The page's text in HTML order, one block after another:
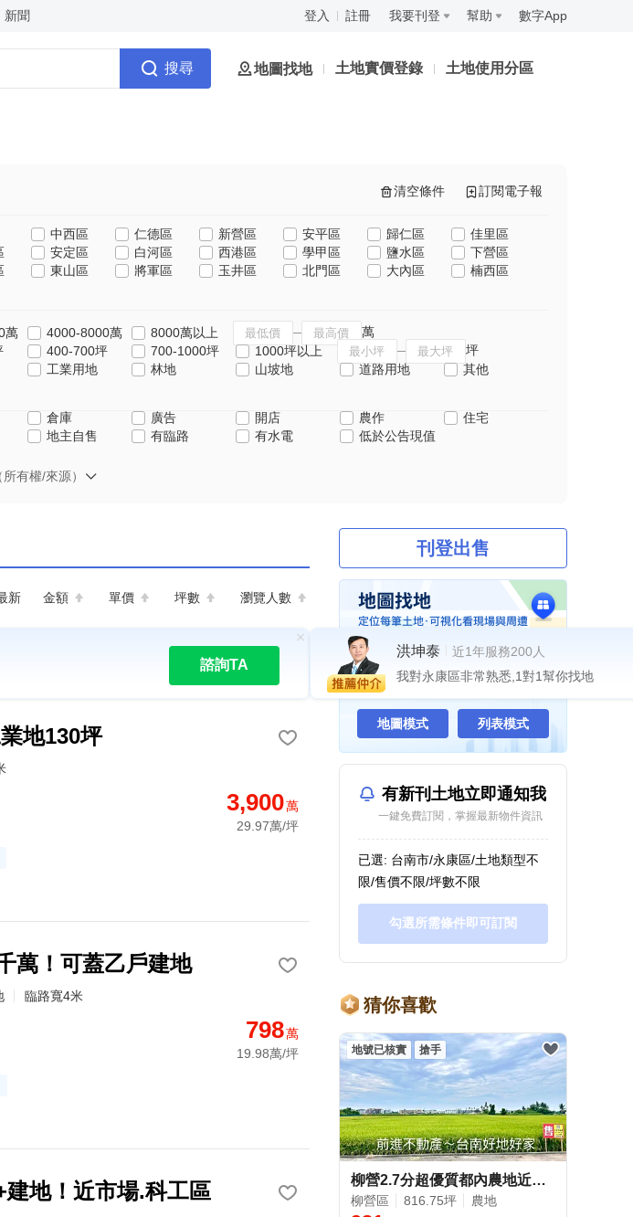
新聞 登入 註冊 我要刊登 幫助 數字App
搜尋 地圖找地 土地實價登錄 土地使用分區
清空條件 訂閱電子報
中西區 仁德區 新營區 安平區 歸仁區
佳里區
安定區 白河區 西港區 學甲區 鹽水區
下營區
東山區 將軍區 玉井區 北門區 大內區
楠西區
萬 4000-8000萬 8000萬以上
萬
400-700坪 700-1000坪 1000坪以上
坪
工業用地 林地 山坡地 道路用地
其他
倉庫 廣告 開店 農作
住宅
地主自售 有臨路 有水電 低於公告現值
所有權/來源）
新 金額 單價 坪數 瀏覽人數
諮詢TA
洪坤泰
近1年服務200人
我對永康區非常熟悉,1對1幫你找地
地130坪
3,900萬
29.97萬/坪
萬！可蓋乙戶建地
臨路寬4米
798萬
19.98萬/坪
建地！近市場.科工區
刊登出售
與內政部同步更新·全台最完整土地
地圖模式 列表模式
有新刊土地立即通知我
一鍵免費訂閱，掌握最新物件資訊
已選: 台南市/永康區/土地類型不
限/售價不限/坪數不限
勾選所需條件即可訂閱
猜你喜歡
柳營2.7分超優質都內農地近柳營農會
柳營區 816.75坪 農地
地號已核實 搶手